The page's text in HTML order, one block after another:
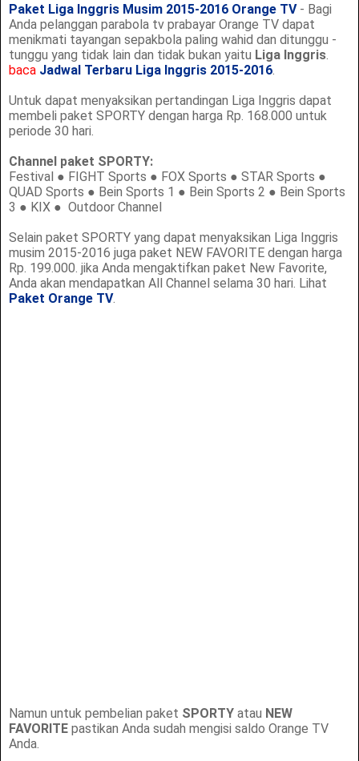
Paket Liga Inggris Musim 2015-2016 Orange TV- Bagi
Anda pelanggan parabola tv prabayar Orange TV dapat
menikmati tayangan sepakbola paling wahid dan ditunggu -
tunggu yang tidak lain dan tidak bukan yaitu Liga Inggris.
baca Jadwal Terbaru Liga Inggris 2015-2016.
Untuk dapat menyaksikan pertandingan Liga Inggris dapat
membeli paket SPORTY dengan harga Rp. 168.000 untuk
periode 30 hari.
Channel paket SPORTY:
Festival ● FIGHT Sports ● FOX Sports ● STAR Sports ●
QUAD Sports ● Bein Sports 1 ● Bein Sports 2 ● Bein Sports
3 ● KIX ● Outdoor Channel
Selain paket SPORTY yang dapat menyaksikan Liga Inggris
musim 2015-2016 juga paket NEW FAVORITE dengan harga
Rp. 199.000. jika Anda mengaktifkan paket New Favorite,
Anda akan mendapatkan All Channel selama 30 hari. Lihat
Paket Orange TV.
Namun untuk pembelian paket SPORTY atau NEW
FAVORITE pastikan Anda sudah mengisi saldo Orange TV
Anda.